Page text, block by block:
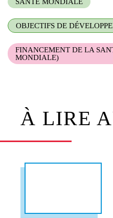
SANTÉ MONDIALE
OBJECTIFS DE
FINANCEMENT DE LA
MONDIALE)
À LIRE